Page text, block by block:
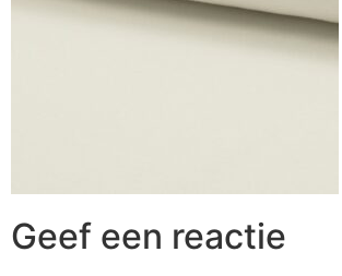
Geef een reactie